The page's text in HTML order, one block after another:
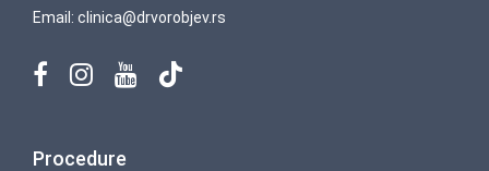
Email: clinica@drvorobjev.rs
Procedure